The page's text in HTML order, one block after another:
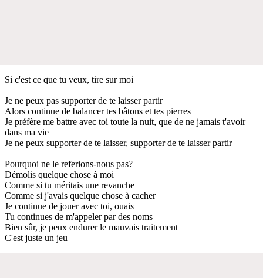
Si c'est ce que tu veux, tire sur moi
Je ne peux pas supporter de te laisser partir
Alors continue de balancer tes bâtons et tes pierres
Je préfère me battre avec toi toute la nuit, que de ne jamais t'avoir
dans ma vie
Je ne peux supporter de te laisser, supporter de te laisser partir
Pourquoi ne le referions-nous pas?
Démolis quelque chose à moi
Comme si tu méritais une revanche
Comme si j'avais quelque chose à cacher
Je continue de jouer avec toi, ouais
Tu continues de m'appeler par des noms
Bien sûr, je peux endurer le mauvais traitement
C'est juste un jeu